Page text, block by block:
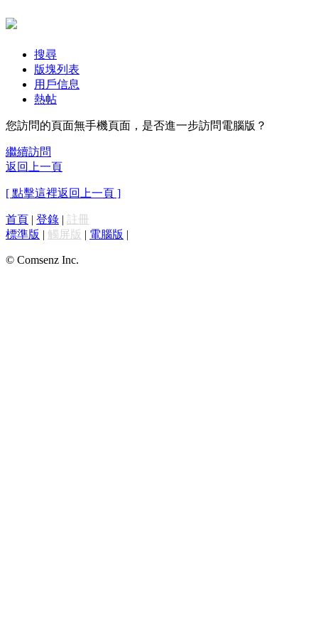
搜尋
版塊列表
用戶信息
熱帖
您訪問的頁面無手機頁面，是否進一步訪問電腦版？
繼續訪問
返回上一頁
[ 點擊這裡返回上一頁 ]
首頁 | 登錄 | 註冊
標準版 | 觸屏版 | 電腦版 |
© Comsenz Inc.